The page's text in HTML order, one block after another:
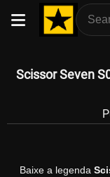
Scissor Seven
Baixe a legenda